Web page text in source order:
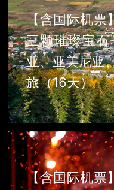
【含国际机票
三颗璀璨宝
亚、亚美尼亚
旅（16天）
【含国际机票